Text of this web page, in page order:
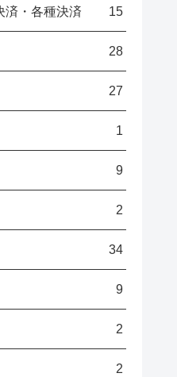
済・各種決済 15
28
27
1
9
2
34
9
2
2